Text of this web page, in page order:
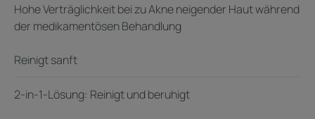
Hohe Verträglichkeit bei zu Akne neigender Haut während
der medikamentösen Behandlung
Reinigt sanft
2-in-1-Lösung: Reinigt und beruhigt